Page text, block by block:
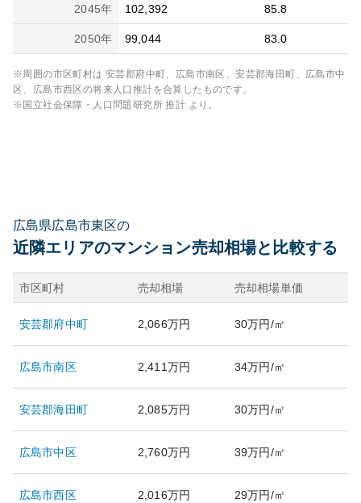
2045年 102,392 85.8
2050年 99,044 83.0
※周囲の市区町村は 安芸郡府中町、広島市南区、安芸郡海田町、広島市中
区、広島市西区の将来人口推計を合算したものです。
※国立社会保障・人口問題研究所 推計 より。
広島県広島市東区の
近隣エリアのマンション売却相場と比較する
市区町村 売却相場 売却相場単価
安芸郡府中町 2,066万円 30万円/㎡
広島市南区 2,411万円 34万円/㎡
安芸郡海田町 2,085万円 30万円/㎡
広島市中区 2,760万円 39万円/㎡
広島市西区 2,016万円 29万円/㎡